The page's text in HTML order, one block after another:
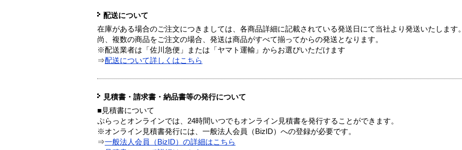
配送について
在庫がある場合のご注文につきましては、各商品詳細に記載されている発送日にて当社より発送いたします。
尚、複数の商品をご注文の場合、発送は商品がすべて揃ってからの発送となります。
※配送業者は「佐川急便」または「ヤマト運輸」からお選びいただけます
⇒配送について詳しくはこちら
見積書・請求書・納品書等の発行について
■見積書について
ぷらっとオンラインでは、24時間いつでもオンライン見積書を発行することができます。
※オンライン見積書発行には、一般法人会員（BizID）への登録が必要です。
⇒一般法人会員（BizID）の詳細はこちら